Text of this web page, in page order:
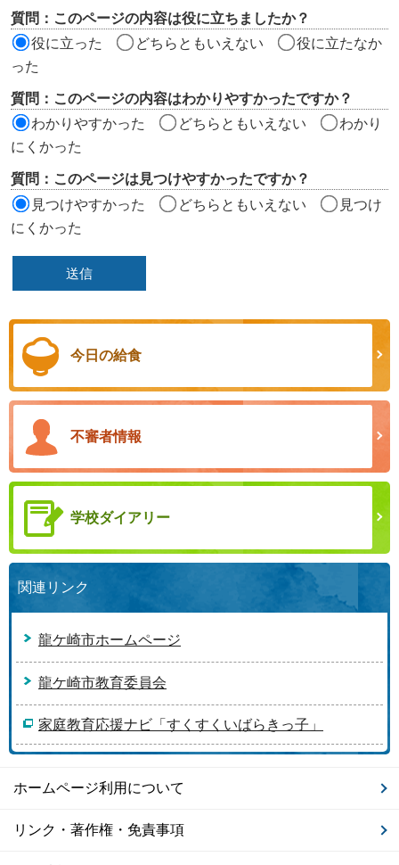
評
価
ア
質問：このページの内容は役に立ちましたか？
役に立った
どちらともいえない
役に立たなか
った
質問：このページの内容はわかりやすかったですか？
わかりやすかった
どちらともいえない
わかり
にくかった
質問：このページは見つけやすかったですか？
見つけやすかった
どちらともいえない
見つけ
にくかった
今日の給食
不審者情報
学校ダイアリー
関連リンク
龍ケ崎市ホームページ
龍ケ崎市教育委員会
家庭教育応援ナビ「すくすくいばらきっ子」
ホームページ利用について
リンク・著作権・免責事項